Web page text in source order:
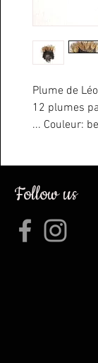
Plume de
12 plumes
... Couleur:
Follow us